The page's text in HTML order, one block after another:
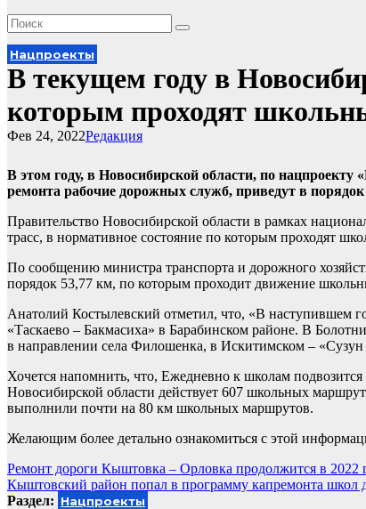
Нацпроекты
В текущем году в
которым проходят
Редакция
Фев 24, 2022
В этом году, в Новосибирской области, по нацпроекту
ремонта рабочие дорожных служб, приведут в
Правительство Новосибирской области в рамках
трасс, в нормативное состояние по которым проходят
По сообщению министра транспорта и дорожного
порядок 53,77 км, по которым проходит движение
Анатолий Костылевский отметил, что, «В наступившем
«Таскаево – Бакмасиха» в Барабинском районе. В
в направлении села Филошенка, в Искитимском –
Хочется напомнить, что, Ежедневно к школам
Новосибирской области действует 607 школьных
выполнили почти на 80 км школьных маршрутов.
Желающим более детально ознакомиться с этой
Навигация
по
Ремонт дороги Кыштовка – Орловка продолжится в 2022
Кыштовский район попал в программу капремонта школ
Раздел: Нацпроекты